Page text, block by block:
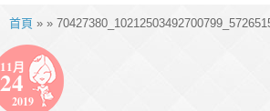
首頁 » »
11月
24
2019